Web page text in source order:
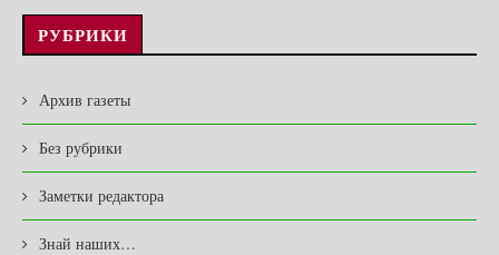
РУБРИКИ
Архив газеты
Без рубрики
Заметки редактора
Знай наших…